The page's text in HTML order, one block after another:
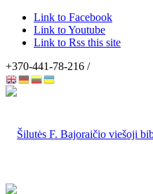
Link to Facebook
Link to Youtube
Link to Rss this site
+370-441-78-216 /